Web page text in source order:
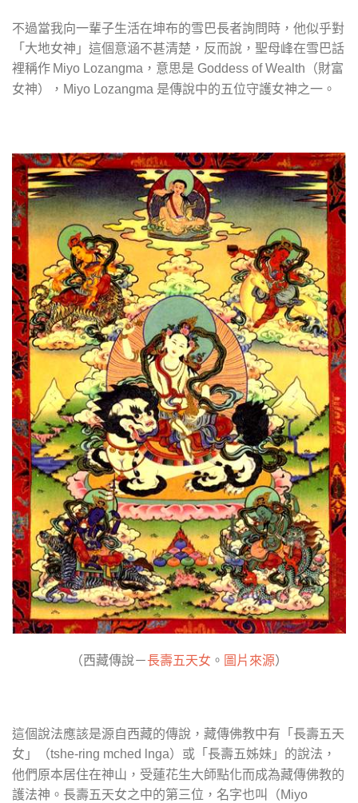
不過當我向一輩子生活在坤布的雪巴長者詢問時，他似乎對
「大地女神」這個意涵不甚清楚，反而說，聖母峰在雪巴話
裡稱作 Miyo Lozangma ，意思是 Goddess of Wealth
（財富
女神）， Miyo Lozangma 是傳說中的五位守護女神之一。
（西藏傳說－長壽五天女 。 圖片來源）
這個說法應該是源自西藏的傳說，藏傳佛教中有「長壽五天
女」（tshe-ring mched lnga）或「長壽五姊妹」的說法，
他們原本居住在神山，受蓮花生大師點化而成為藏傳佛教的
護法神。長壽五天女之中的第三位，名字也叫（Miyo